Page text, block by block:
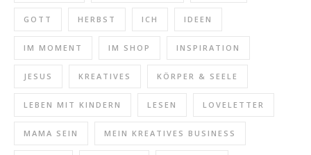
GOTT HERBST ICH IDEEN
IM MOMENT IM SHOP INSPIRATION
JESUS KREATIVES KÖRPER & SEELE
LEBEN MIT KINDERN LESEN LOVELETTER
MAMA SEIN MEIN KREATIVES BUSINESS